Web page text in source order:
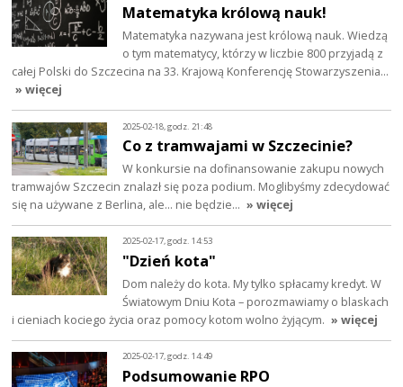
Matematyka królową nauk!
Matematyka nazywana jest królową nauk. Wiedzą
o tym matematycy, którzy w liczbie 800 przyjadą z
całej Polski do Szczecina na 33. Krajową Konferencję Stowarzyszenia…
» więcej
2025-02-18, godz. 21:48
Co z tramwajami w Szczecinie?
W konkursie na dofinansowanie zakupu nowych
tramwajów Szczecin znalazł się poza podium. Moglibyśmy zdecydować
się na używane z Berlina, ale… nie będzie… » więcej
2025-02-17, godz. 14:53
"Dzień kota"
Dom należy do kota. My tylko spłacamy kredyt. W
Światowym Dniu Kota – porozmawiamy o blaskach
i cieniach kociego życia oraz pomocy kotom wolno żyjącym. » więcej
2025-02-17, godz. 14:49
Podsumowanie RPO